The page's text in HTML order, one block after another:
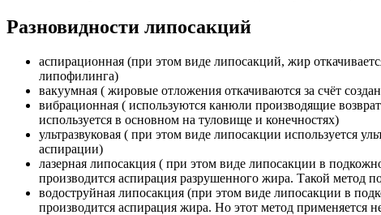
Разновидности липосакций
аспирационная (при этом виде липосакций, жир
липофилинга)
вакуумная ( жировые отложения откачиваются за счёт
вибрационная ( используются канюли производящие
используется в основном на туловище и конечностях)
ультразвуковая ( при этом виде липосакции используется
аспирации)
лазерная липосакция ( при этом виде липосакции в
производится аспирация разрушенного жира. Такой метод
водоструйная липосакция (при этом виде липосакции в
производится аспирация жира. Но этот метод применяется